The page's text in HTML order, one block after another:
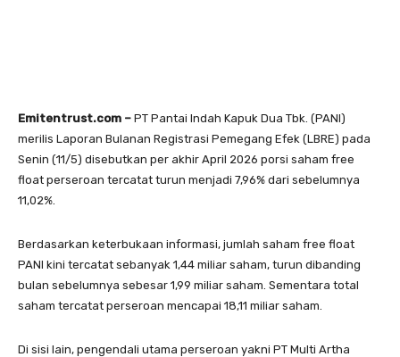
Emitentrust.com – PT Pantai Indah Kapuk Dua Tbk. (PANI)
merilis Laporan Bulanan Registrasi Pemegang Efek (LBRE) pada
Senin (11/5) disebutkan per akhir April 2026 porsi saham free
float perseroan tercatat turun menjadi 7,96% dari sebelumnya
11,02%.
Berdasarkan keterbukaan informasi, jumlah saham free float
PANI kini tercatat sebanyak 1,44 miliar saham, turun dibanding
bulan sebelumnya sebesar 1,99 miliar saham. Sementara total
saham tercatat perseroan mencapai 18,11 miliar saham.
Di sisi lain, pengendali utama perseroan yakni PT Multi Artha